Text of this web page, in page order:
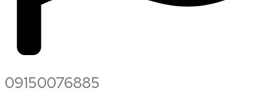
09150076885